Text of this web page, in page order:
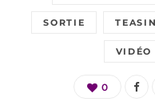
SORTIE
VIDÉO
0